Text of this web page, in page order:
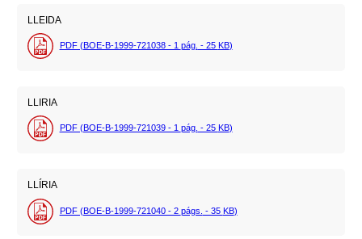
LLEIDA
PDF (BOE-B-1999-721038 - 1 pág. - 25 KB)
LLIRIA
PDF (BOE-B-1999-721039 - 1 pág. - 25 KB)
LLÍRIA
PDF (BOE-B-1999-721040 - 2 págs. - 35 KB)